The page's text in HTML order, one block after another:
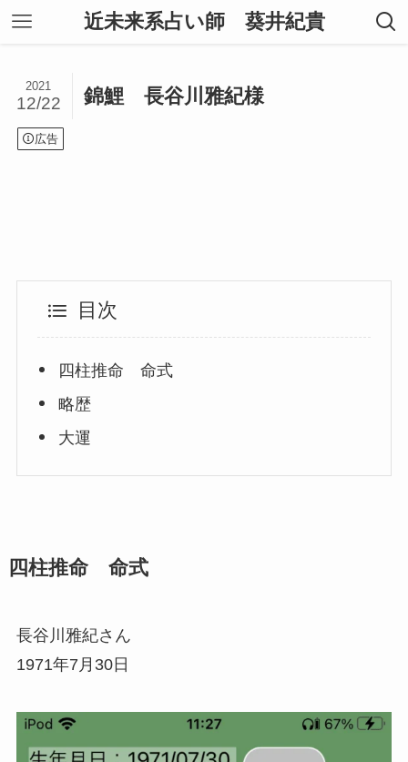
近未来系占い師 葵井紀貴
錦鯉 長谷川雅紀様
2021
12/22
広告
目次
四柱推命 命式
略歴
大運
四柱推命 命式
長谷川雅紀さん
1971年7月30日